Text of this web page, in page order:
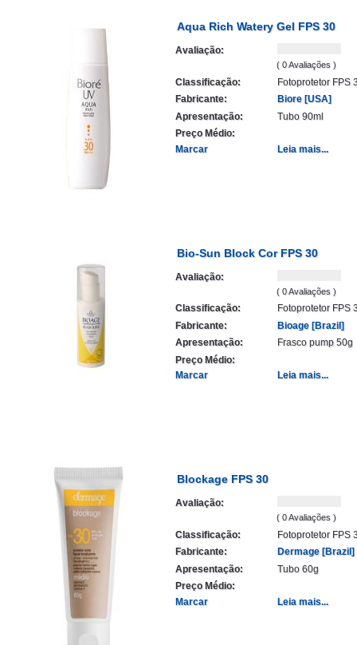
Aqua Rich Watery Gel FPS 30
Avaliação:
( 0 Avaliações )
Classificação:
Fotoprotetor FPS
Fabricante:
Biore [USA]
Apresentação:
Tubo 90ml
Preço Médio:
Marcar
Leia mais...
Bio-Sun Block Cor FPS 30
Avaliação:
( 0 Avaliações )
Classificação:
Fotoprotetor FPS
Fabricante:
Bioage [Brazil]
Apresentação:
Frasco pump 50g
Preço Médio:
Marcar
Leia mais...
Blockage FPS 30
Avaliação:
( 0 Avaliações )
Classificação:
Fotoprotetor FPS
Fabricante:
Dermage [Brazil]
Apresentação:
Tubo 60g
Preço Médio:
Marcar
Leia mais...